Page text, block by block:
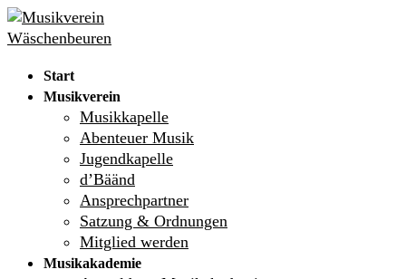
Skip
to
Menu
Close
Start
Musikverein
Musikkapelle
Abenteuer Musik
Jugendkapelle
d’Bäänd
Ansprechpartner
Satzung & Ordnungen
Mitglied werden
Musikakademie